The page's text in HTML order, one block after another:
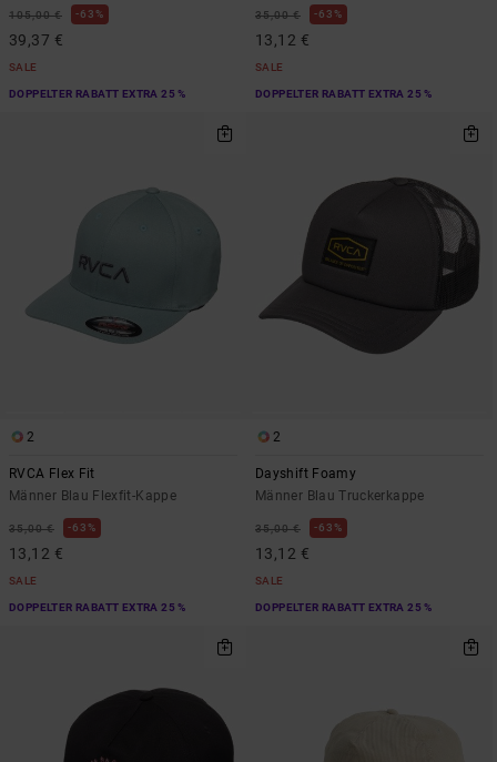
105,00 € 63%
39,37 €
SALE
DOPPELTER RABATT EXTRA 25 %
35,00 € 63%
13,12 €
SALE
DOPPELTER RABATT EXTRA 25 %
2
RVCA Flex Fit
Männer Blau Flexfit-Kappe
35,00 € 63%
13,12 €
SALE
DOPPELTER RABATT EXTRA 25 %
2
Dayshift Foamy
Männer Blau Truckerkappe
35,00 € 63%
13,12 €
SALE
DOPPELTER RABATT EXTRA 25 %